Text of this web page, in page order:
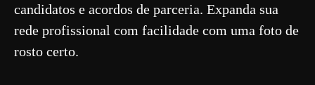
candidatos e acordos de parceria. Expanda sua
rede profissional com facilidade com uma foto de
rosto certo.